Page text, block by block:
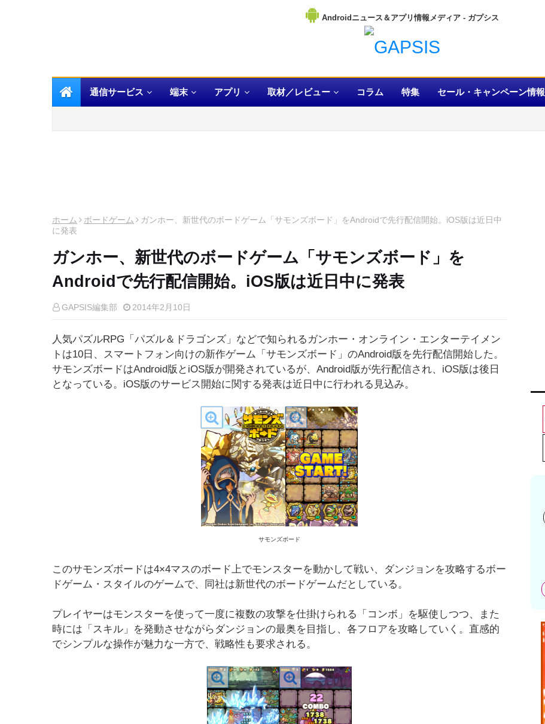
Androidニュース＆アプリ情報メディア
通信サービス 端末 アプリ 取材／レビュー コラム 特集 セール・キャンペーン情報
ホーム ボードゲーム
ガンホー、新世代のボードゲーム「サモンズボード」をAndroidで先行配信開始。iOS版は近日中
に発表
ガンホー、新世代のボードゲーム「サモンズボード」を
Androidで先行配信開始。iOS版は近日中に発表
GAPSIS編集部 2014年2月10日
人気パズルRPG「パズル＆ドラゴンズ」などで知られるガンホー・オンライン・エンターテイメン
トは10日、スマートフォン向けの新作ゲーム「サモンズボード」のAndroid版を先行配信開始した。
サモンズボードはAndroid版とiOS版が開発されているが、Android版が先行配信され、iOS版は後日
となっている。iOS版のサービス開始に関する発表は近日中に行われる見込み。
サモンズボード
このサモンズボードは4×4マスのボード上でモンスターを動かして戦い、ダンジョンを攻略するボー
ドゲーム・スタイルのゲームで、同社は新世代のボードゲームだとしている。
プレイヤーはモンスターを使って一度に複数の攻撃を仕掛けられる「コンボ」を駆使しつつ、また
時には「スキル」を発動させながらダンジョンの最奥を目指し、各フロアを攻略していく。直感的
でシンプルな操作が魅力な一方で、戦略性も要求される。